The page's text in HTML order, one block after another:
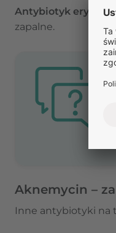
Antybiotyk
zapalne.
Aknemycin –
Inne antybiotyki na